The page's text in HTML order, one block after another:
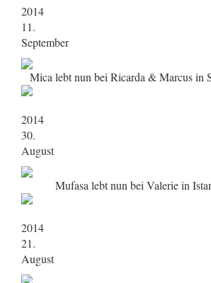
2014
11.
September
Mica lebt nun bei Ricarda & Marcus in
2014
30.
August
Mufasa lebt nun bei Valerie in
2014
21.
August